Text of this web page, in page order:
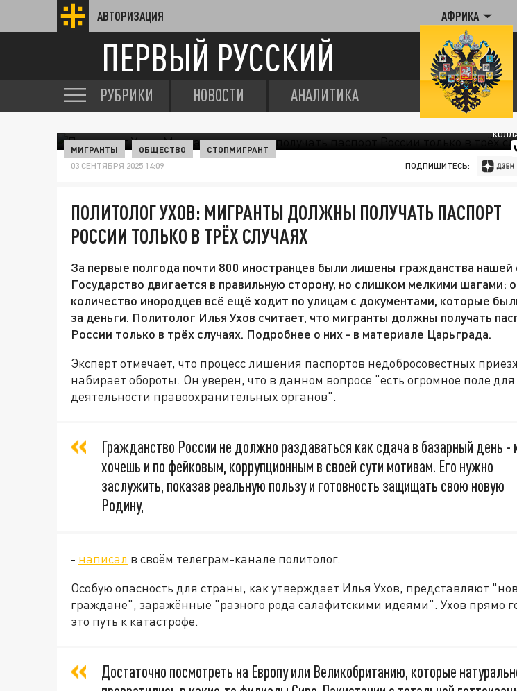
АВТОРИЗАЦИЯ АФРИКА
ПЕРВЫЙ РУССКИЙ
РУБРИКИ НОВОСТИ АНАЛИТИКА
МИГРАНТЫ ОБЩЕСТВО СТОПМИГРАНТ
03 СЕНТЯБРЯ 2025 14:09 ПОДПИШИТЕСЬ:
ПОЛИТОЛОГ УХОВ: МИГРАНТЫ ДОЛЖНЫ ПОЛУЧАТЬ ПАСПОРТ
РОССИИ ТОЛЬКО В ТРЁХ СЛУЧАЯХ
За первые полгода почти 800 иностранцев были лишены гражданства нашей
Государство двигается в правильную сторону, но слишком мелкими шагами:
количество инородцев всё ещё ходит по улицам с документами, которые
за деньги. Политолог Илья Ухов считает, что мигранты должны получать
России только в трёх случаях. Подробнее о них - в материале Царьграда.
Эксперт отмечает, что процесс лишения паспортов недобросовестных
набирает обороты. Он уверен, что в данном вопросе "есть огромное поле для
деятельности правоохранительных органов".
Гражданство России не должно раздаваться как сдача в базарный день -
хочешь и по фейковым, коррупционным в своей сути мотивам. Его нужно
заслужить, показав реальную пользу и готовность защищать свою новую
Родину,
- написал в своём телеграм-канале политолог.
Особую опасность для страны, как утверждает Илья Ухов, представляют
граждане", заражённые "разного рода салафитскими идеями". Ухов прямо
это путь к катастрофе.
Достаточно посмотреть на Европу или Великобританию, которые